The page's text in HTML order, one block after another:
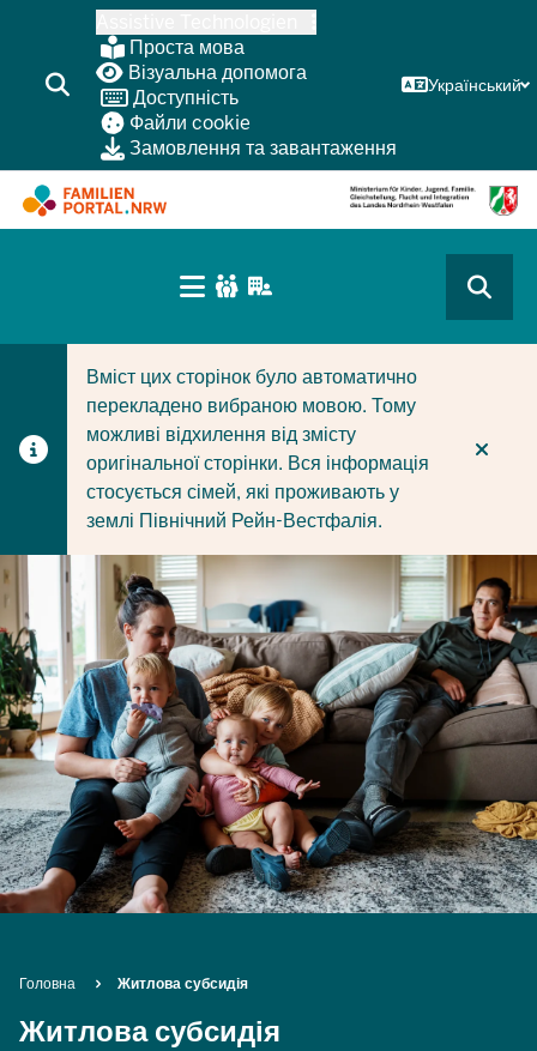
основного
змісту
Проста мова
Візуальна допомога
Доступність
Файли cookie
Замовлення та завантаження
Український
CURRENT SECTION ДЛЯ КОМПАНІЙ/
CURRENT SECTION ДЛЯ СІМЕЙ
(BÜRGERBEREICH
Вміст цих сторінок було автоматично
перекладено вибраною мовою. Тому
можливі відхилення від змісту
оригінальної сторінки. Вся інформація
стосується сімей, які проживають у
землі Північний Рейн-Вестфалія.
Breadcrumb
Головна Житлова субсидія
Житлова субсидія